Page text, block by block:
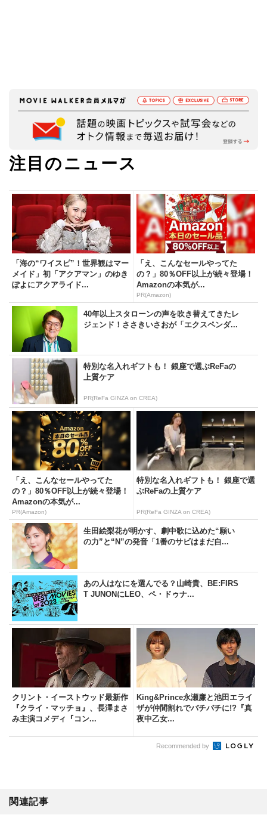
注目のニュース
「海の“ワイスピ”！世界観はマー
メイド」初「アクアマン」のゆき
ぽよにアクアライド...
「え、こんなセールやってた
の？」80％OFF以上が続々登場！
Amazonの本気が...
PR(Amazon)
40年以上スタローンの声を吹き替えてきたレ
ジェンド！ささきいさおが「エクスペンダ...
特別な名入れギフトも！ 銀座で選ぶReFaの
上質ケア
PR(ReFa GINZA on CREA)
「え、こんなセールやってた
の？」80％OFF以上が続々登場！
Amazonの本気が...
PR(Amazon)
特別な名入れギフトも！ 銀座で選
ぶReFaの上質ケア
PR(ReFa GINZA on CREA)
生田絵梨花が明かす、劇中歌に込めた“願い
の力”と“N”の発音「1番のサビはまだ自...
あの人はなにを選んでる？山崎貴、BE:FIRS
T JUNONにLEO、ペ・ドゥナ...
クリント・イーストウッド最新作
『クライ・マッチョ』、長澤まさ
み主演コメディ『コン...
King&Prince永瀬廉と池田エライ
ザが仲間割れでバチバチに!?『真
夜中乙女...
Recommended by
関連記事